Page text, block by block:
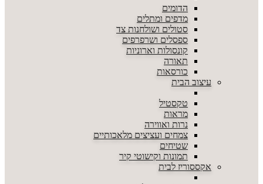
הדומים
מדפים ומתלים
סטולים ושולחנות צד
ספסלים ושרפרפים
קונסולות וארוניות
תאורה
כורסאות
עיצוב הבית
טקסטיל
מראות
נרות ואווירה
צמחים ועציצים מלאכותיים
שטיחים
תמונות וקישוטי קיר
אקססוריז לבית